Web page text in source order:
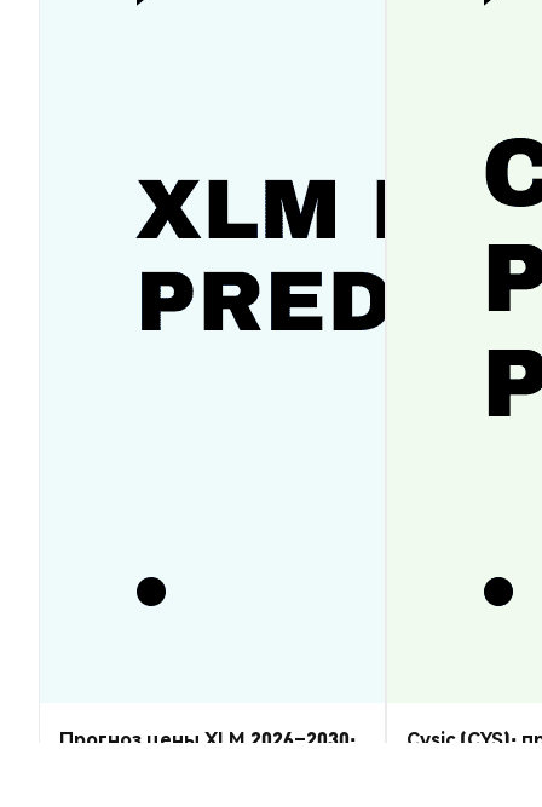
Прогноз цены XLM 2026–2030:
Cysic (CYS):